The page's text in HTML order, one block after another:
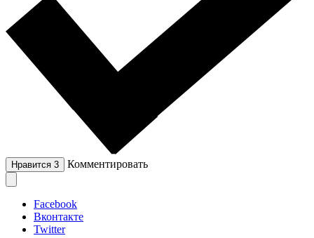
Нравится 3 Комментировать
Facebook
Вконтакте
Twitter